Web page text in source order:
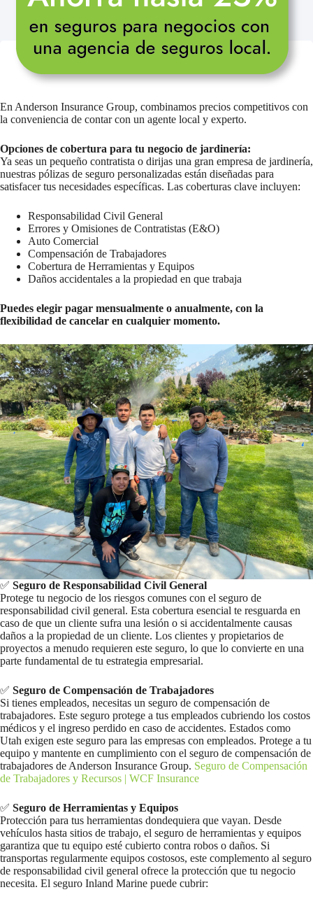
En Anderson Insurance Group, combinamos precios competitivos con
la conveniencia de contar con un agente local y experto.
Opciones de cobertura para tu negocio de jardinería:
Ya seas un pequeño contratista o dirijas una gran empresa de jardinería,
nuestras pólizas de seguro personalizadas están diseñadas para
satisfacer tus necesidades específicas. Las coberturas clave incluyen:
Responsabilidad Civil General
Errores y Omisiones de Contratistas (E&O)
Auto Comercial
Compensación de Trabajadores
Cobertura de Herramientas y Equipos
Daños accidentales a la propiedad en que trabaja
Puedes elegir pagar mensualmente o anualmente, con la
flexibilidad de cancelar en cualquier momento.
✅ Seguro de Responsabilidad Civil General
Protege tu negocio de los riesgos comunes con el seguro de
responsabilidad civil general. Esta cobertura esencial te resguarda en
caso de que un cliente sufra una lesión o si accidentalmente causas
daños a la propiedad de un cliente. Los clientes y propietarios de
proyectos a menudo requieren este seguro, lo que lo convierte en una
parte fundamental de tu estrategia empresarial.
✅ Seguro de Compensación de Trabajadores
Si tienes empleados, necesitas un seguro de compensación de
trabajadores. Este seguro protege a tus empleados cubriendo los costos
médicos y el ingreso perdido en caso de accidentes. Estados como
Utah exigen este seguro para las empresas con empleados. Protege a tu
equipo y mantente en cumplimiento con el seguro de compensación de
trabajadores de Anderson Insurance Group. Seguro de Compensación
de Trabajadores y Recursos | WCF Insurance
✅ Seguro de Herramientas y Equipos
Protección para tus herramientas dondequiera que vayan. Desde
vehículos hasta sitios de trabajo, el seguro de herramientas y equipos
garantiza que tu equipo esté cubierto contra robos o daños. Si
transportas regularmente equipos costosos, este complemento al seguro
de responsabilidad civil general ofrece la protección que tu negocio
necesita. El seguro Inland Marine puede cubrir: